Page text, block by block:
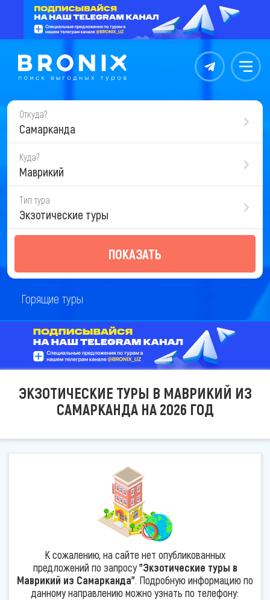
Контакты Меню
Откуда?
Самарканда
Куда?
Маврикий
Тип тура
Экзотические туры
ПОКАЗАТЬ
Горящие туры
ЭКЗОТИЧЕСКИЕ ТУРЫ В МАВРИКИЙ ИЗ
САМАРКАНДА НА 2026 ГОД
К сожалению, на сайте нет опубликованных
предложений по запросу"Экзотические туры в
Маврикий из Самарканда". Подробную информацию по
данному направлению можно узнать по телефону: